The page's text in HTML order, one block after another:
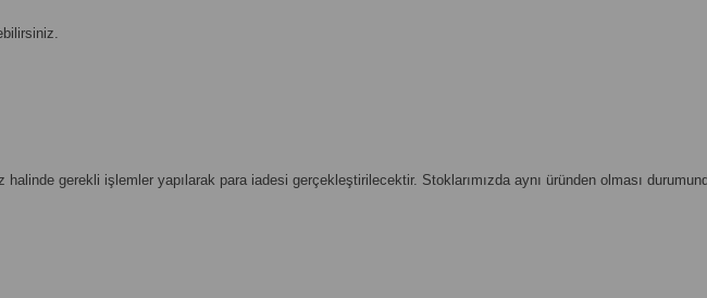
gerekli işlemler yapılarak para iadesi gerçekleştirilecektir. Stoklarımızda aynı üründen olması